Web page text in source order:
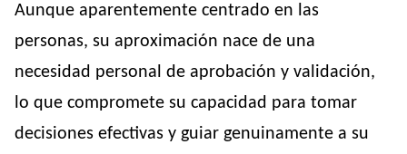
Aunque aparentemente centrado en las
personas, su aproximación nace de una
necesidad personal de aprobación y validación,
lo que compromete su capacidad para tomar
decisiones efectivas y guiar genuinamente a su